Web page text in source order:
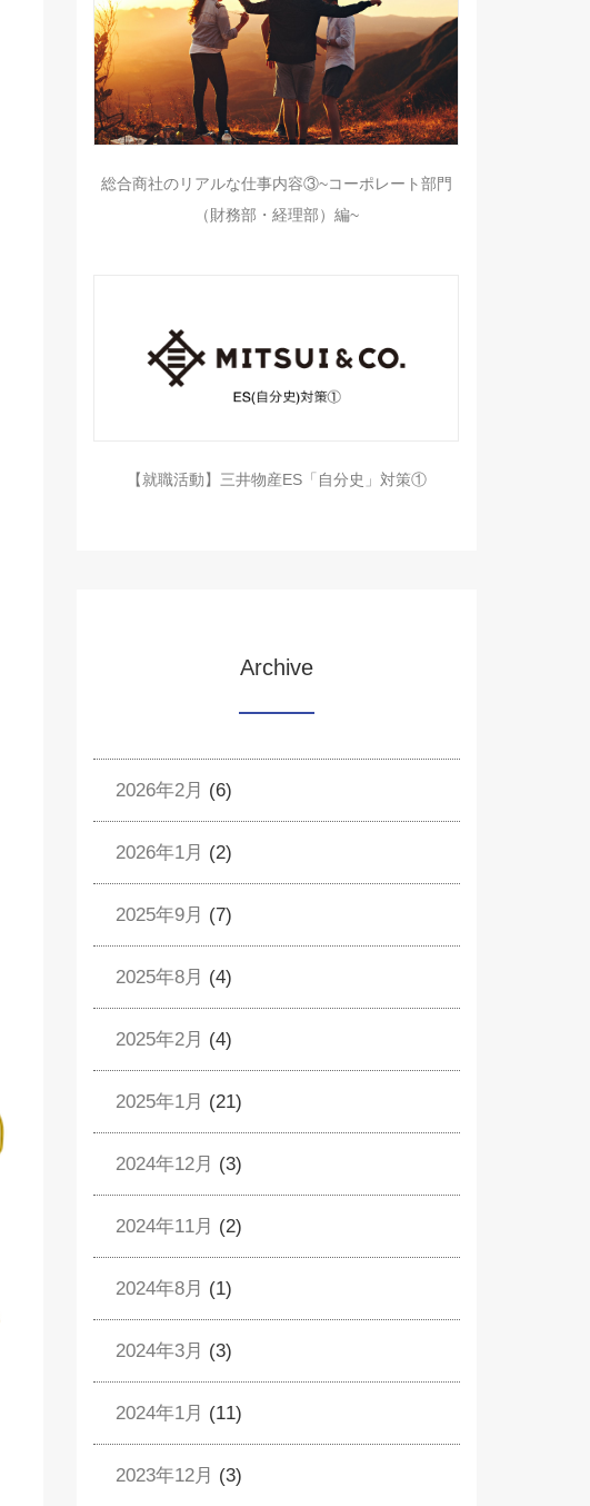
総合商社のリアルな仕事内容③~コーポレート部門
（財務部・経理部）編~
【就職活動】三井物産ES「自分史」対策①
Archive
2026年2月 (6)
2026年1月 (2)
2025年9月 (7)
2025年8月 (4)
2025年2月 (4)
2025年1月 (21)
2024年12月 (3)
2024年11月 (2)
2024年8月 (1)
2024年3月 (3)
2024年1月 (11)
2023年12月 (3)